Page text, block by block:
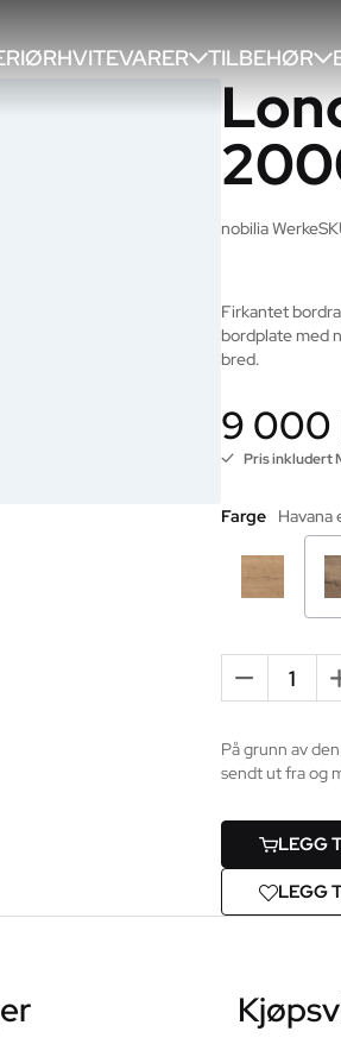
HVITEVARER TILBEHØR
nobilia Werke
Firkantet
bordplate med
bred.
9 000
Pris inkludert
Farge Havana
-
På grunn av
sendt ut fra og
LEGG
LEGG